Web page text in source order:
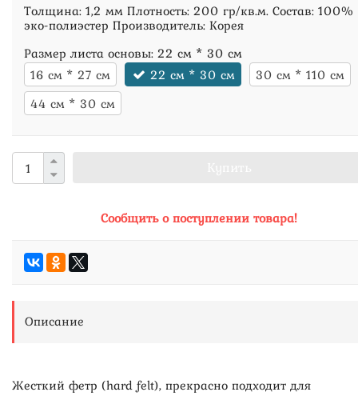
Толщина: 1,2 мм Плотность: 200 гр/кв.м. Состав: 100%
эко-полиэстер Производитель: Корея
Размер листа основы: 22 см * 30 см
16 см * 27 см
22 см * 30 см
30 см * 110 см
44 см * 30 см
Сообщить о поступлении товара!
Описание
Жесткий фетр (hard felt), прекрасно подходит для